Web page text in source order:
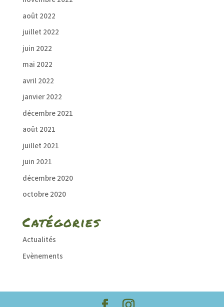
août 2022
juillet 2022
juin 2022
mai 2022
avril 2022
janvier 2022
décembre 2021
août 2021
juillet 2021
juin 2021
décembre 2020
octobre 2020
Catégories
Actualités
Evènements